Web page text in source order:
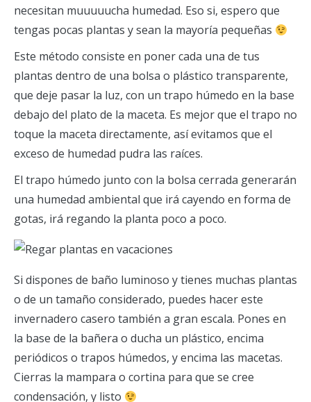
necesitan muuuuucha humedad. Eso si, espero que
tengas pocas plantas y sean la mayoría pequeñas
Este método consiste en poner cada una de tus
plantas dentro de una bolsa o plástico transparente,
que deje pasar la luz, con un trapo húmedo en la base
debajo del plato de la maceta. Es mejor que el trapo no
toque la maceta directamente, así evitamos que el
exceso de humedad pudra las raíces.
El trapo húmedo junto con la bolsa cerrada generarán
una humedad ambiental que irá cayendo en forma de
gotas, irá regando la planta poco a poco.
Si dispones de baño luminoso y tienes muchas plantas
o de un tamaño considerado, puedes hacer este
invernadero casero también a gran escala. Pones en
la base de la bañera o ducha un plástico, encima
periódicos o trapos húmedos, y encima las macetas.
Cierras la mampara o cortina para que se cree
condensación, y listo